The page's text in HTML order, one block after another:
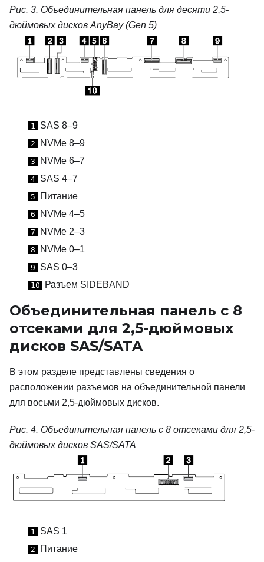
Рис. 3. Объединительная панель для десяти 2,5-
дюймовых дисков AnyBay (Gen 5)
1 SAS 8–9
2 NVMe 8–9
3 NVMe 6–7
4 SAS 4–7
5 Питание
6 NVMe 4–5
7 NVMe 2–3
8 NVMe 0–1
9 SAS 0–3
10 Разъем SIDEBAND
Объединительная панель с 8
отсеками для 2,5-дюймовых
дисков SAS/SATA
В этом разделе представлены сведения о
расположении разъемов на объединительной панели
для восьми 2,5-дюймовых дисков.
Рис. 4. Объединительная панель с 8 отсеками для 2,5-
дюймовых дисков SAS/SATA
1 SAS 1
2 Питание